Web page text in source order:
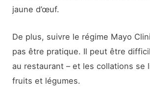
jaune d’œuf.
De plus, suivre le régime Mayo
pas être pratique. Il peut être
au restaurant – et les collations se
fruits et légumes.